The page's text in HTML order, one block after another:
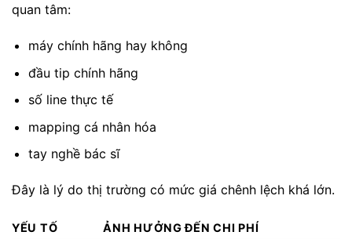
quan tâm:
máy chính hãng hay không
đầu tip chính hãng
số line thực tế
mapping cá nhân hóa
tay nghề bác sĩ
Đây là lý do thị trường có mức giá chênh lệch khá lớn.
YẾU TỐ
ẢNH HƯỞNG ĐẾN CHI PHÍ